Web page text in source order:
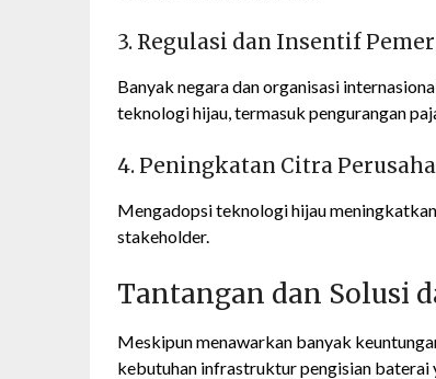
3. Regulasi dan Insentif
Banyak negara dan organisasi
teknologi hijau, termasuk pengurangan
4. Peningkatan Citra
Mengadopsi teknologi hijau
stakeholder.
Tantangan dan Solusi
Meskipun menawarkan banyak
kebutuhan infrastruktur pengisian baterai